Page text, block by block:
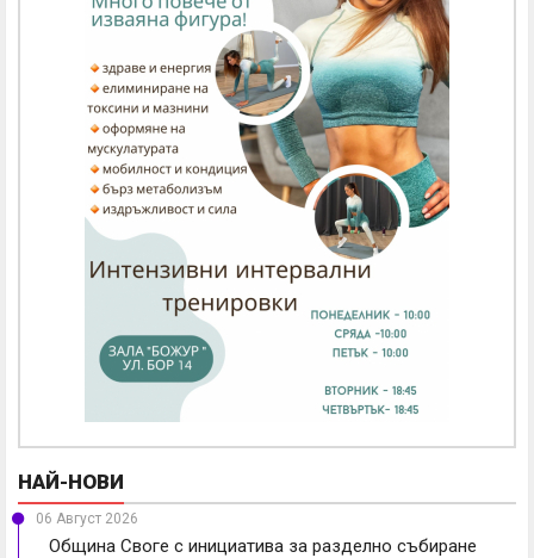
НАЙ-НОВИ
06 Август 2026
Община Своге с инициатива за разделно събиране